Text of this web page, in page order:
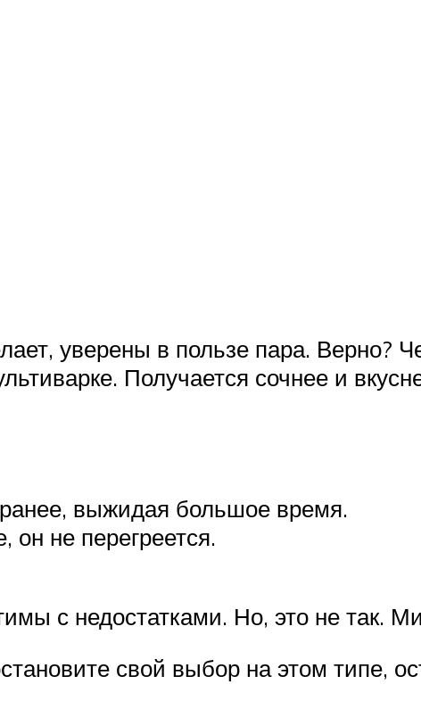
уверены в пользе пара. Верно?
Получается сочнее и
выжидая большое время.
он не перегреется.
с недостатками. Но, это не так.
свой выбор на этом типе,